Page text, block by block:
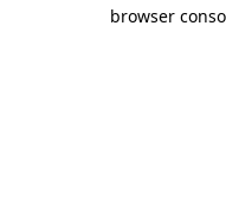
browser